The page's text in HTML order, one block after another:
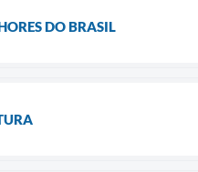
DO BRASIL